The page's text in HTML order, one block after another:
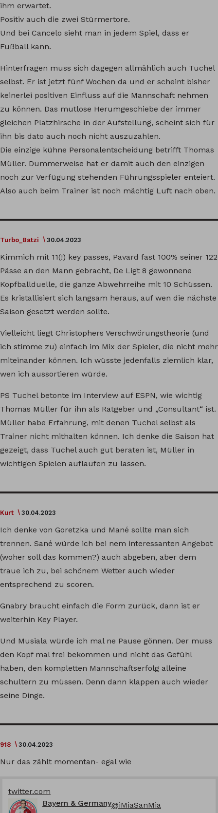
ihm erwartet.
Positiv auch die zwei Stürmertore.
Und bei Cancelo sieht man in jedem Spiel, dass er
Fußball kann.
Hinterfragen muss sich dagegen allmählich auch Tuchel
selbst. Er ist jetzt fünf Wochen da und er scheint bisher
keinerlei positiven Einfluss auf die Mannschaft nehmen
zu können. Das mutlose Herumgeschiebe der immer
gleichen Platzhirsche in der Aufstellung, scheint sich für
ihn bis dato auch noch nicht auszuzahlen.
Die einzige kühne Personalentscheidung betrifft Thomas
Müller. Dummerweise hat er damit auch den einzigen
noch zur Verfügung stehenden Führungsspieler enteiert.
Also auch beim Trainer ist noch mächtig Luft nach oben.
Turbo_Batzi 30.04.2023
Kimmich mit 11(!) key passes, Pavard fast 100% seiner 122
Pässe an den Mann gebracht, De Ligt 8 gewonnene
Kopfballduelle, die ganze Abwehrreihe mit 10 Schüssen.
Es kristallisiert sich langsam heraus, auf wen die nächste
Saison gesetzt werden sollte.
Vielleicht liegt Christophers Verschwörungstheorie (und
ich stimme zu) einfach im Mix der Spieler, die nicht mehr
miteinander können. Ich wüsste jedenfalls ziemlich klar,
wen ich aussortieren würde.
PS Tuchel betonte im Interview auf ESPN, wie wichtig
Thomas Müller für ihn als Ratgeber und „Consultant“ ist.
Müller habe Erfahrung, mit denen Tuchel selbst als
Trainer nicht mithalten können. Ich denke die Saison hat
gezeigt, dass Tuchel auch gut beraten ist, Müller in
wichtigen Spielen auflaufen zu lassen.
Kurt 30.04.2023
Ich denke von Goretzka und Mané sollte man sich
trennen. Sané würde ich bei nem interessanten Angebot
(woher soll das kommen?) auch abgeben, aber dem
traue ich zu, bei schönem Wetter auch wieder
entsprechend zu scoren.
Gnabry braucht einfach die Form zurück, dann ist er
weiterhin Key Player.
Und Musiala würde ich mal ne Pause gönnen. Der muss
den Kopf mal frei bekommen und nicht das Gefühl
haben, den kompletten Mannschaftserfolg alleine
schultern zu müssen. Denn dann klappen auch wieder
seine Dinge.
918 30.04.2023
Nur das zählt momentan- egal wie
twitter.com
Bayern & Germany@iMiaSanMia